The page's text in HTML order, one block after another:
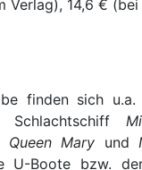
Verlag), 14,6 €
finden sich
Schlachtschiff
Queen Mary und
U-Boote bzw.